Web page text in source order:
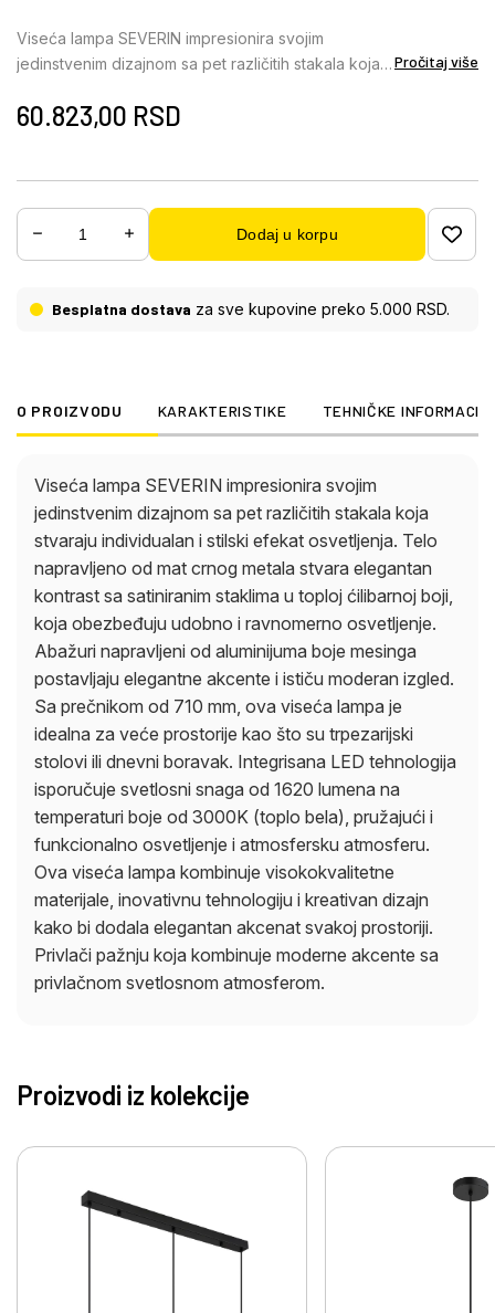
Viseća lampa SEVERIN impresionira svojim
jedinstvenim dizajnom sa pet različitih stakala koja
napravljeno od mat crnog metala stvara elegantan
mesinga postavljaju elegantne akcente i ističu
moderan izgled. Sa prečnikom od 710 mm, ova
viseća lampa je idealna za veće prostorije kao što
LED tehnologija isporučuje svetlosni snaga od 1620
visokokvalitetne materijale, inovativnu tehnologiju i
moderne akcente sa privlačnom svetlosnom
atmosferom.
Pročitaj više
60.823,00 RSD
Dodaj u korpu
Besplatna dostava za sve kupovine preko 5.000 RSD.
O PROIZVODU KARAKTERISTIKE TEHNIČKE
Viseća lampa SEVERIN impresionira svojim
jedinstvenim dizajnom sa pet različitih stakala koja
stvaraju individualan i stilski efekat osvetljenja. Telo
napravljeno od mat crnog metala stvara elegantan
kontrast sa satiniranim staklima u toploj ćilibarnoj boji,
koja obezbeđuju udobno i ravnomerno osvetljenje.
Abažuri napravljeni od aluminijuma boje mesinga
postavljaju elegantne akcente i ističu moderan izgled.
Sa prečnikom od 710 mm, ova viseća lampa je
idealna za veće prostorije kao što su trpezarijski
stolovi ili dnevni boravak. Integrisana LED tehnologija
isporučuje svetlosni snaga od 1620 lumena na
temperaturi boje od 3000K (toplo bela), pružajući i
funkcionalno osvetljenje i atmosfersku atmosferu.
Ova viseća lampa kombinuje visokokvalitetne
materijale, inovativnu tehnologiju i kreativan dizajn
kako bi dodala elegantan akcenat svakoj prostoriji.
Privlači pažnju koja kombinuje moderne akcente sa
privlačnom svetlosnom atmosferom.
Proizvodi iz kolekcije